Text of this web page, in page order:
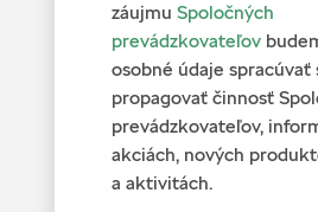
záujmu Spoločných
prevádzkovateľov
osobné údaje spracúvať
propagovať činnosť
prevádzkovateľov,
akciách, nových
a aktivitách.